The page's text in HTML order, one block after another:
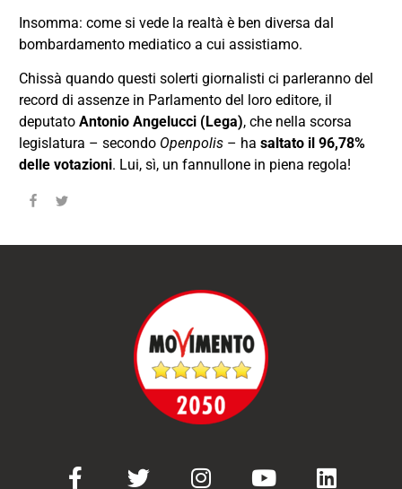
Insomma: come si vede la realtà è ben diversa dal
bombardamento mediatico a cui assistiamo.
Chissà quando questi solerti giornalisti ci parleranno del
record di assenze in Parlamento del loro editore, il
deputato Antonio Angelucci (Lega), che nella scorsa
legislatura – secondo Openpolis– ha saltato il 96,78%
delle votazioni. Lui, sì, un fannullone in piena regola!